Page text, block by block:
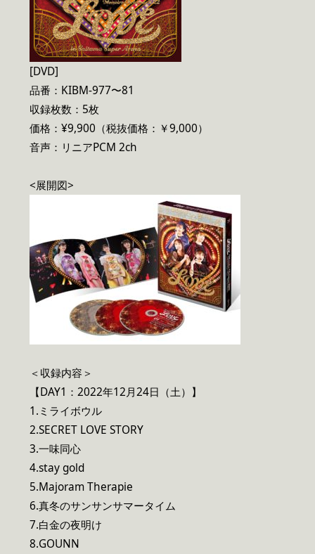
[DVD]
品番：KIBM-977〜81
収録枚数：5枚
価格：¥9,900（税抜価格：￥9,000）
音声：リニアPCM 2ch
<展開図>
＜収録内容＞
【DAY1：2022年12月24日（土）】
1.ミライボウル
2.SECRET LOVE STORY
3.一味同心
4.stay gold
5.Majoram Therapie
6.真冬のサンサンサマータイム
7.白金の夜明け
8.GOUNN